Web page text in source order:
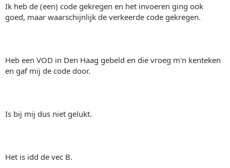
Ik heb de (een) code gekregen en het invoeren ging ook
goed, maar waarschijnlijk de verkeerde code gekregen.
Heb een VOD in Den Haag gebeld en die vroeg m'n kenteken
en gaf mij de code door.
Is bij mij dus niet gelukt.
Het is idd de vec B.